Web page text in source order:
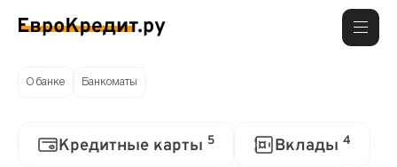
О банке Банкоматы
Кредитные карты 5 Вклады 4